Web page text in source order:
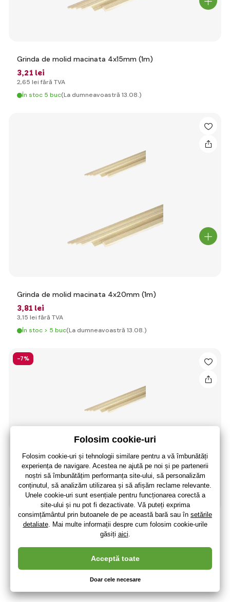
Grinda de molid macinata 4x15mm (1m)
3,21 lei
2,65 lei fără TVA
În stoc 5 buc(La dumneavoastră 13.08.)
Grinda de molid macinata 4x20mm (1m)
3,81 lei
3,15 lei fără TVA
În stoc > 5 buc(La dumneavoastră 13.08.)
-7%
Grinda de molid macinata 5x6mm (1m)
2